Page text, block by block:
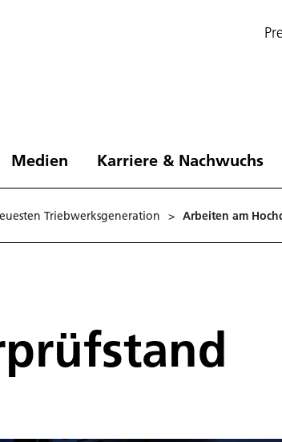
Medien Karriere & Nachwuchs
Triebwerksgeneration > Arbeiten am